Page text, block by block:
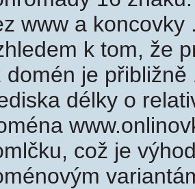
www a
k tom, že
domén je
délky o
což je